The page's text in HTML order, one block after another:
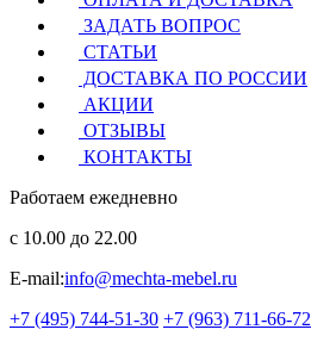
ЗАДАТЬ ВОПРОС
СТАТЬИ
ДОСТАВКА ПО РОССИИ
АКЦИИ
ОТЗЫВЫ
КОНТАКТЫ
Работаем ежедневно
с 10.00 до 22.00
E-mail:info@mechta-mebel.ru
+7 (495) 744-51-30 +7 (963) 711-66-72